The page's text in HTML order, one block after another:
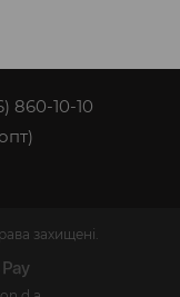
860-10-10
захищені.